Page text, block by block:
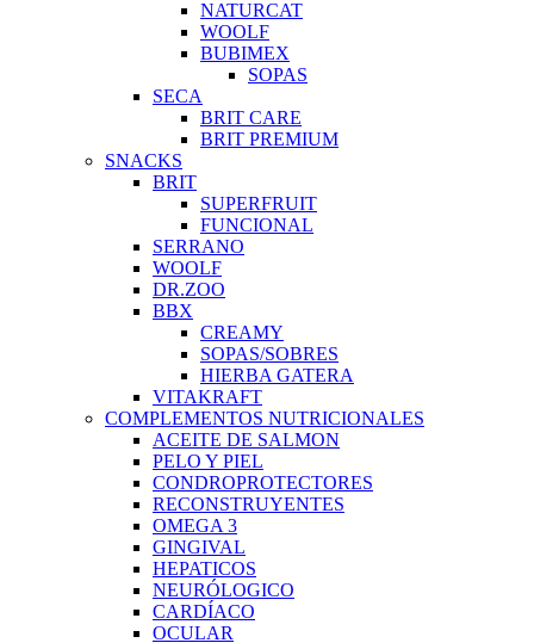
NATURCAT
WOOLF
BUBIMEX
SOPAS
SECA
BRIT CARE
BRIT PREMIUM
SNACKS
BRIT
SUPERFRUIT
FUNCIONAL
SERRANO
WOOLF
DR.ZOO
BBX
CREAMY
SOPAS/SOBRES
HIERBA GATERA
VITAKRAFT
COMPLEMENTOS NUTRICIONALES
ACEITE DE SALMON
PELO Y PIEL
CONDROPROTECTORES
RECONSTRUYENTES
OMEGA 3
GINGIVAL
HEPATICOS
NEURÓLOGICO
CARDÍACO
OCULAR